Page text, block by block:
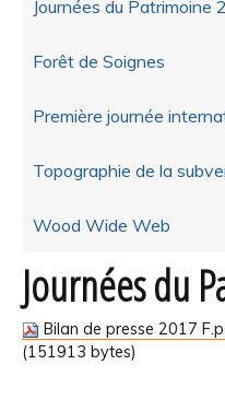
Journées du Patrimoine
Forêt de Soignes
Première journée
Topographie de la
Wood Wide Web
Journées du
Bilan de presse 2017
(151913 bytes)